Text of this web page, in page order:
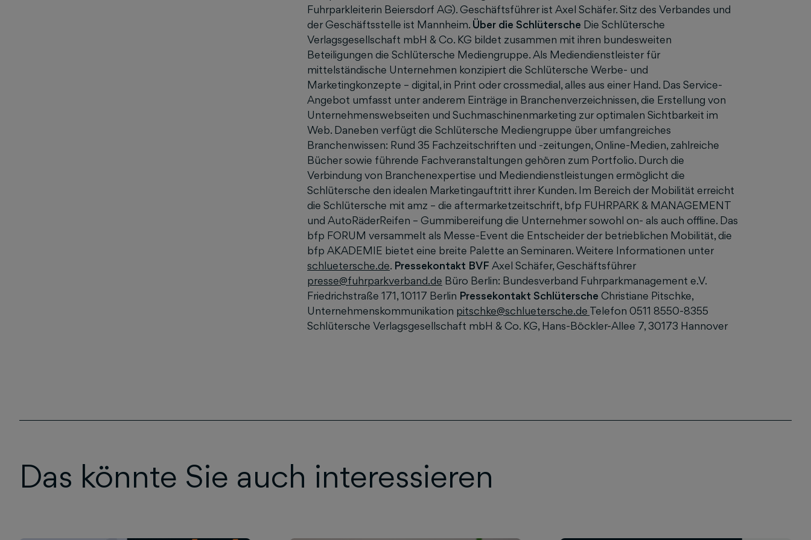
Fuhrparkleiterin Beiersdorf AG). Geschäftsführer ist Axel Schäfer. Sitz des Verbandes und
der Geschäftsstelle ist Mannheim. Über die Schlütersche Die Schlütersche
Verlagsgesellschaft mbH & Co. KG bildet zusammen mit ihren bundesweiten
Beteiligungen die Schlütersche Mediengruppe. Als Mediendienstleister für
mittelständische Unternehmen konzipiert die Schlütersche Werbe- und
Marketingkonzepte – digital, in Print oder crossmedial, alles aus einer Hand. Das Service-
Angebot umfasst unter anderem Einträge in Branchenverzeichnissen, die Erstellung von
Unternehmenswebseiten und Suchmaschinenmarketing zur optimalen Sichtbarkeit im
Web. Daneben verfügt die Schlütersche Mediengruppe über umfangreiches
Branchenwissen: Rund 35 Fachzeitschriften und -zeitungen, Online-Medien, zahlreiche
Bücher sowie führende Fachveranstaltungen gehören zum Portfolio. Durch die
Verbindung von Branchenexpertise und Mediendienstleistungen ermöglicht die
Schlütersche den idealen Marketingauftritt ihrer Kunden. Im Bereich der Mobilität erreicht
die Schlütersche mit amz – die aftermarketzeitschrift, bfp FUHRPARK & MANAGEMENT
und AutoRäderReifen – Gummibereifung die Unternehmer sowohl on- als auch offline. Das
bfp FORUM versammelt als Messe-Event die Entscheider der betrieblichen Mobilität, die
bfp AKADEMIE bietet eine breite Palette an Seminaren. Weitere Informationen unter
schluetersche.de. Pressekontakt BVF Axel Schäfer, Geschäftsführer
presse@fuhrparkverband.de Büro Berlin: Bundesverband Fuhrparkmanagement e.V.
Friedrichstraße 171, 10117 Berlin Pressekontakt Schlütersche Christiane Pitschke,
Unternehmenskommunikation pitschke@schluetersche.de Telefon 0511 8550-8355
Schlütersche Verlagsgesellschaft mbH & Co. KG, Hans-Böckler-Allee 7, 30173 Hannover
Das könnte Sie auch interessieren